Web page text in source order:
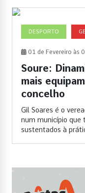
DESPORTO
01 de Fevereiro às
Soure:
mais
concelho
Gil Soares é o
num município que
sustentados à